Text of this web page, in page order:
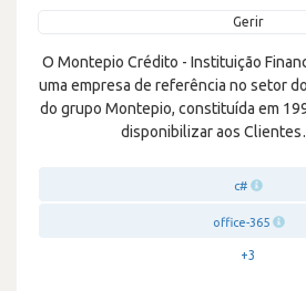
Gerir
O Montepio Crédito - Instituição
uma empresa de referência no setor
do grupo Montepio, constituída em
disponibilizar aos Clientes
c#
office-365
+3